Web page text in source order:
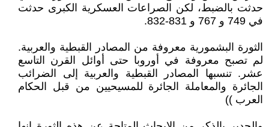
حدثت بالضبط، لكن الصراعات العسكرية الكبرى حدثت
في 749 و 767 و 831-832.
الثورة البشمورية معروفة من المصادر القبطية والعربية.
لم تصبح معروفة في أوروبا حتى أوائل القرن التاسع
عشر. تنسبها المصادر القبطية والعربية إلى الضرائب
الجائرة والمعاملة الجائرة للمسيحيين من قبل الحكام
العرب ))